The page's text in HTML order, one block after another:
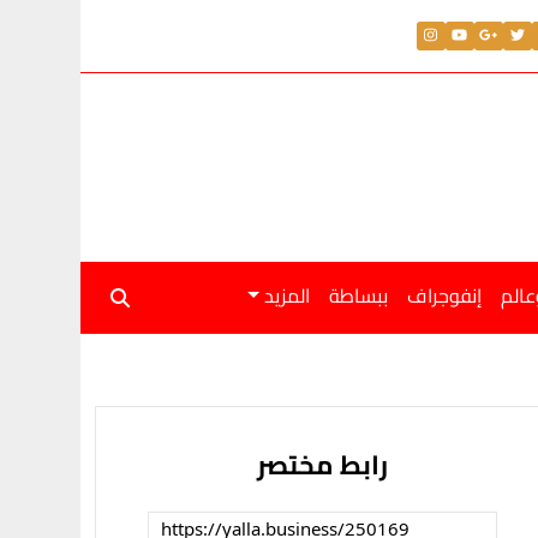
إنفوجراف ببساطة المزيد
رابط مختصر